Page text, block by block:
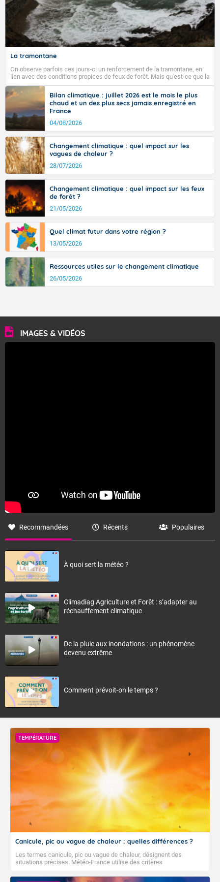
La tramontane
On observe parfois ces jours-ci un renforcement de la tramontane, en
lien avec des conditions propices de feux de forêt. Mais qu'est-ce que la
tramontane ? Quelles sont ses caractéristiques ? La tramontane est un
vent turbulent soufflant de secteur nord-ouest à nord, ou ouest à nord-
ouest, dans un secteur qui part du Roussillon à la vallée de l’Aude et à
l’ouest de l’Hérault. L’étymologie de ce vent vient du latin trasmontanus,
signifiant au-delà des monts, en allusion aux régions montagneuses
d’où provient ce vent.
Bilan climatique : juillet 2026 est le mois le plus
chaud et un des plus secs jamais enregistré en
France
04/08/2026
Changement climatique : quel impact sur les
vagues de chaleur ?
28/07/2026
Changement climatique : quel impact sur les feux
de forêt ?
21/05/2026
Quel climat futur dans votre région ?
13/05/2026
Ressources utiles sur le changement climatique
26/05/2026
IMAGES & VIDÉOS
Recommandées Récents Populaires
À quoi sert la météo ?
Climadiag Agriculture et Forêt : s’adapter au
réchauffement climatique
De la pluie aux inondations : un phénomène
devenu extrême
Comment prévoit-on le temps ?
TEMPÉRATURE
Canicule, pic ou vague de chaleur : quelles différences ?
Les termes canicule, pic ou vague de chaleur, désignent des
situations précises. Météo-France utilise des critères
climatologiques pour évaluer et qualifier les épisodes de chaleur qui
peuvent avoir des impacts sanitaires et socio-économiques